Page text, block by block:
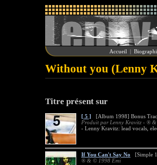
Accueil |
Without you (Lenny
Titre présent sur
[ 5 ]
[Album 1998] Bonus
Produit par Lenny Kravitz - ®
- Lenny Kravitz: lead vocals,
If You Can't Say No [Simple
® & © 1998 Emi